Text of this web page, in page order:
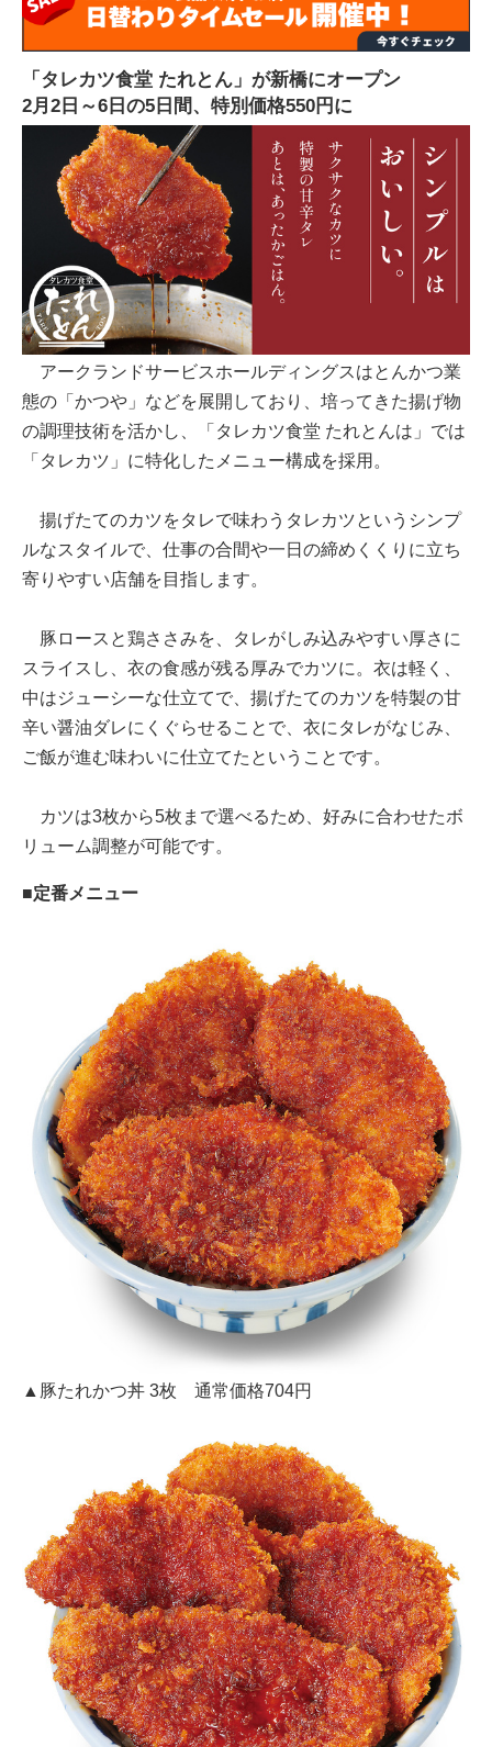
「タレカツ食堂 たれとん」が新橋にオープン
2月2日～6日の5日間、特別価格550円に
アークランドサービスホールディングスはとんかつ業
態の「かつや」などを展開しており、培ってきた揚げ物
の調理技術を活かし、「タレカツ食堂 たれとんは」では
「タレカツ」に特化したメニュー構成を採用。
揚げたてのカツをタレで味わうタレカツというシンプ
ルなスタイルで、仕事の合間や一日の締めくくりに立ち
寄りやすい店舗を目指します。
豚ロースと鶏ささみを、タレがしみ込みやすい厚さに
スライスし、衣の食感が残る厚みでカツに。衣は軽く、
中はジューシーな仕立てで、揚げたてのカツを特製の甘
辛い醤油ダレにくぐらせることで、衣にタレがなじみ、
ご飯が進む味わいに仕立てたということです。
カツは3枚から5枚まで選べるため、好みに合わせたボ
リューム調整が可能です。
■定番メニュー
▲豚たれかつ丼 3枚 通常価格704円